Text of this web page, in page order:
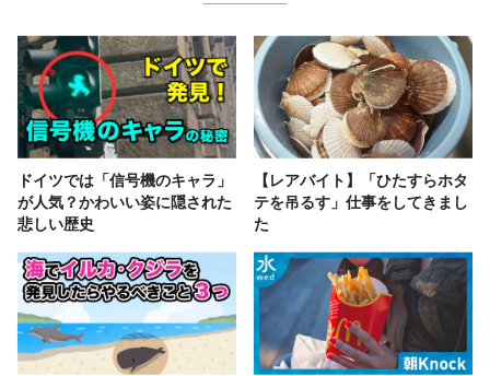
ドイツでは「信号機のキャラ」
が人気？かわいい姿に隠された
悲しい歴史
【レアバイト】「ひたすらホタ
テを吊るす」仕事をしてきまし
た